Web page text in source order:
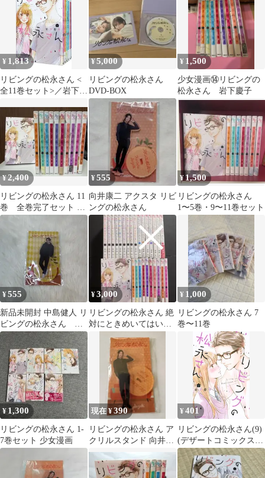
¥ 1,813
リビングの松永さん <
全11巻セット>／岩下慶
¥5,000
リビングの松永さん
DVD-BOX
¥ 1,500
少女漫画⑭リビングの
松永さん 岩下慶子
¥2,400
リビングの松永さん 11
巻 全巻完了セット 岩
下慶子 講談社 KCデザ
¥555
向井康二 アクスタ リビ
ングの松永さん
¥ 1,500
リビングの松永さん
1〜5巻・9〜11巻セット
¥555
新品未開封 中島健人 リ
ビングの松永さん ア
クリルスタンド
¥3,000
リビングの松永さん 絶
対にときめいてはいけ
全巻セット
¥ 1,000
リビングの松永さん 7
巻〜11巻
¥ 1,300
リビングの松永さん 1-
7巻セット 少女漫画
現在 ¥390
リビングの松永さん ア
クリルスタンド 向井康
二 Snow Man
¥401
リビングの松永さん(9)
(デザートコミックス)
／岩下 慶子